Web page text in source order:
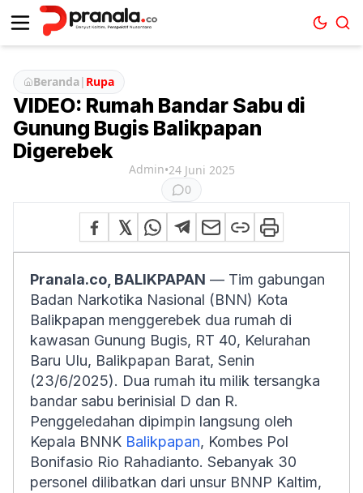
Beranda| Rupa
VIDEO: Rumah Bandar Sabu di
Gunung Bugis Balikpapan
Digerebek
Admin•24 Juni 2025
0
Pranala.co, BALIKPAPAN — Tim gabungan
Badan Narkotika Nasional (BNN) Kota
Balikpapan menggerebek dua rumah di
kawasan Gunung Bugis, RT 40, Kelurahan
Baru Ulu, Balikpapan Barat, Senin
(23/6/2025). Dua rumah itu milik tersangka
bandar sabu berinisial D dan R.
Penggeledahan dipimpin langsung oleh
Kepala BNNK Balikpapan, Kombes Pol
Bonifasio Rio Rahadianto. Sebanyak 30
personel dilibatkan dari unsur BNNP Kaltim,